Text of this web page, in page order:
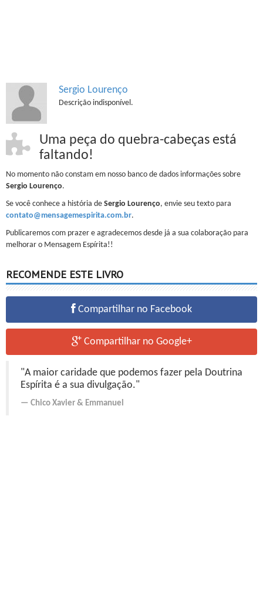
Sergio Lourenço
Descrição indisponível.
Uma peça do quebra-cabeças está
faltando!
No momento não constam em nosso banco de dados informações sobre
Sergio Lourenço.
Se você conhece a história de Sergio Lourenço, envie seu texto para
contato@mensagemespirita.com.br.
Publicaremos com prazer e agradecemos desde já a sua colaboração para
melhorar o Mensagem Espírita!!
RECOMENDE ESTE LIVRO
Compartilhar no Facebook
Compartilhar no Google+
"A maior caridade que podemos fazer pela Doutrina
Espírita é a sua divulgação."
Chico Xavier & Emmanuel